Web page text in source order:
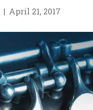
| April 21, 2017